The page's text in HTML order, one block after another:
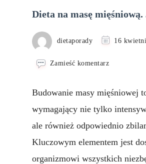
Dieta na masę mięśniową.
dietaporady 16
Zamieść komentarzwe
na
masę
mięśniową.
Jak
Budowanie masy mięśniowej
wymagający nie tylko
ale również odpowiednio
Kluczowym elementem jest
organizmowi wszystkich